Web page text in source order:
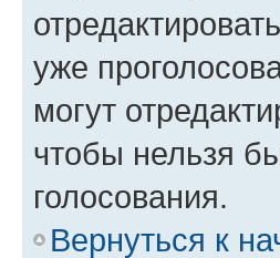
уже
могут
чтобы нельзя
голосования.
Вернуться к